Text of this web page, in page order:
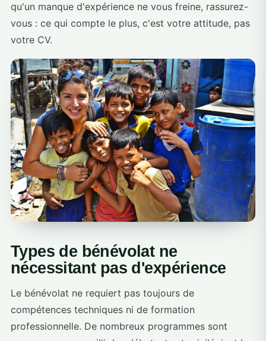
qu'un manque d'expérience ne vous freine, rassurez-
vous : ce qui compte le plus, c'est votre attitude, pas
votre CV.
Types de bénévolat ne
nécessitant pas d'expérience
Le bénévolat ne requiert pas toujours de
compétences techniques ni de formation
professionnelle. De nombreux programmes sont